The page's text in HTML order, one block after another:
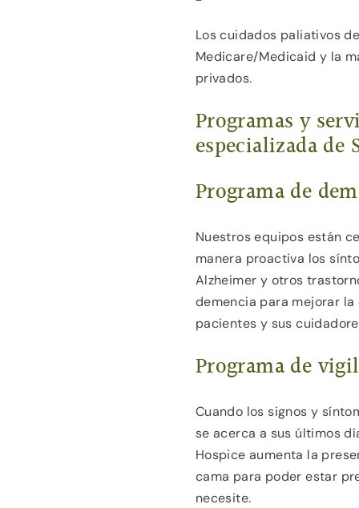
Los cuidados paliativos
Medicare/Medicaid y la
privados.
Programas y
especializada de
Programa de
Nuestros equipos están
manera proactiva los
Alzheimer y otros
demencia para mejorar
pacientes y sus
Programa de
Cuando los signos y
se acerca a sus últimos
Hospice aumenta la
cama para poder estar
necesite.